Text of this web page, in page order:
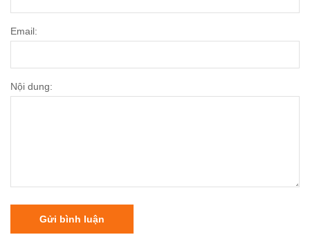
Email:
Nội dung:
Gửi bình luận